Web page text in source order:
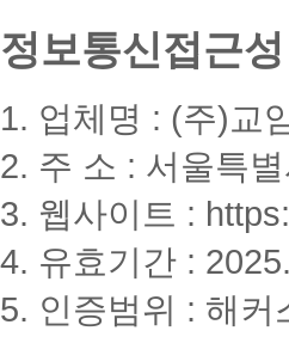
정보통신접근
1. 업체명 : (주)교
2. 주 소 : 서울특
3. 웹사이트 :
4. 유효기간 :
5. 인증범위 : 해커